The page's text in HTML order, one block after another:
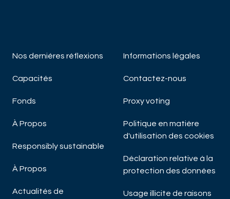
Nos derniéres réflexions
Capacités
Fonds
À Propos
Responsibly sustainable
À Propos
Actualités de
Informations légales
Contactez-nous
Proxy voting
Politique en matière
d'utilisation des cookies
Déclaration relative à la
protection des données
Usage illicite de raisons